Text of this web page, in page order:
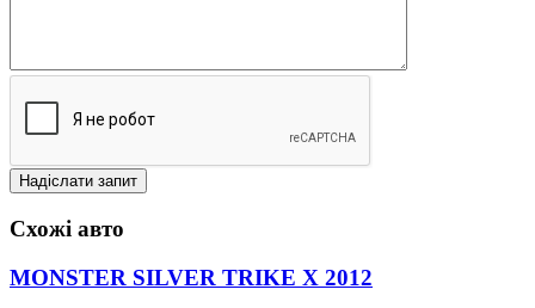
Схожі авто
MONSTER SILVER TRIKE X 2012